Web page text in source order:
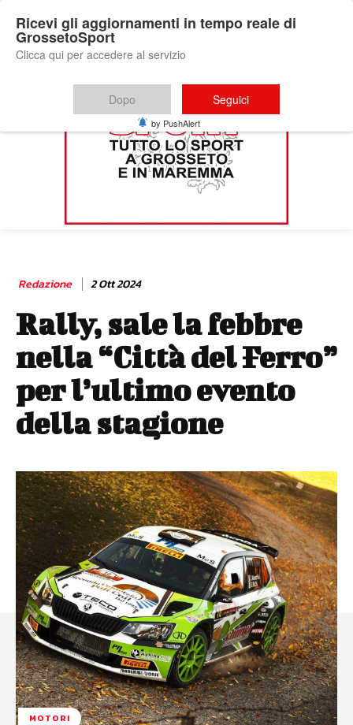
Redazione 2 Ott 2024
Rally, sale la febbre
nella “Città del Ferro”
per l’ultimo evento
della stagione
MOTORI
Ricevi gli aggiornamenti in tempo reale di
GrossetoSport
Clicca qui per accedere al servizio
Dopo Seguici
by PushAlert